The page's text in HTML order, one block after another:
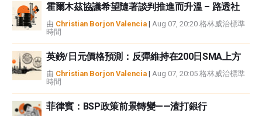
霍爾木茲協議希望隨著談判推進而升溫 – 路透社
由 Christian Borjon Valencia | Aug 07, 20:20 格林威治標準
時間
英鎊/日元價格預測：反彈維持在200日SMA上方
由 Christian Borjon Valencia | Aug 07, 20:05 格林威治標準
時間
菲律賓：BSP政策前景轉變——渣打銀行